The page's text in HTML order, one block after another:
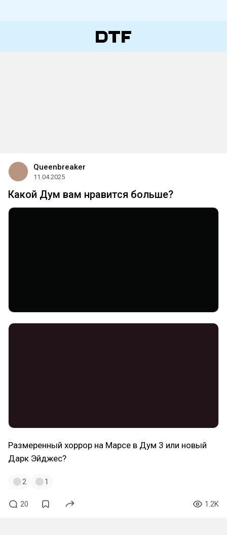
Queenbreaker
11.04.2025
Какой Дум вам нравится больше?
Размеренный хоррор на Марсе в Дум 3 или новый
Дарк Эйджес?
2 1
20 1.2K